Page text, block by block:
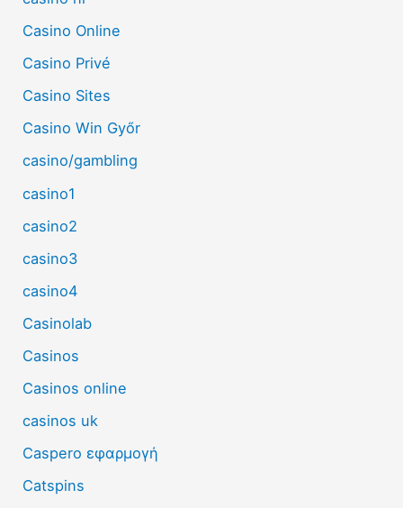
Casino Online
Casino Privé
Casino Sites
Casino Win Győr
casino/gambling
casino1
casino2
casino3
casino4
Casinolab
Casinos
Casinos online
casinos uk
Caspero εφαρμογή
Catspins